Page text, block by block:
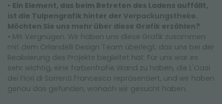
• Ein Element, das beim Betreten des Ladens auffällt,
ist die Tulpengrafik hinter der Verpackungstheke.
Möchten Sie uns mehr über diese Grafik erzählen?
• Mit Vergnügen. Wir haben uns diese Grafik zusammen
mit dem Orlandelli Design Team überlegt, das uns bei der
Realisierung des Projekts begleitet hat. Für uns war es
sehr wichtig, eine farbenfrohe Wand zu haben, die L'Oasi
dei Fiori di Sorrenti Francesco repräsentiert, und wir haben
genau das gefunden, wonach wir gesucht haben.